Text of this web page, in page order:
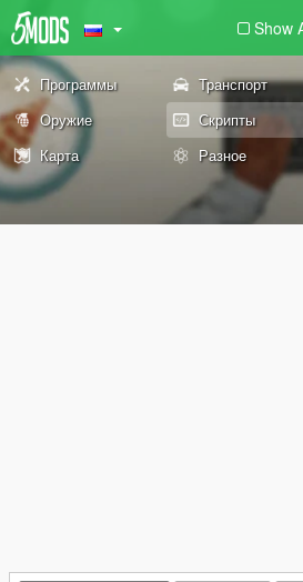
Show
Программы Транспорт
Оружие
Скрипты
Карта
Разное